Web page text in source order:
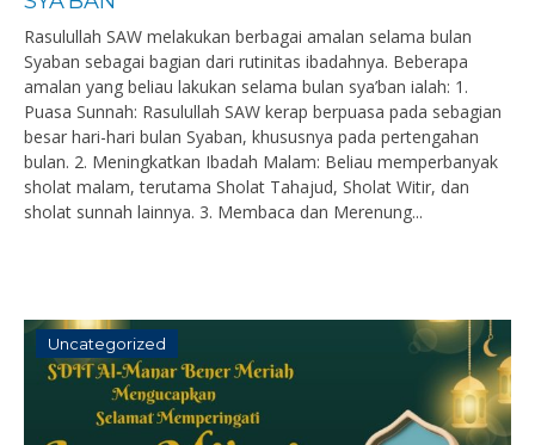
Rasulullah SAW melakukan berbagai amalan selama bulan
Syaban sebagai bagian dari rutinitas ibadahnya. Beberapa
amalan yang beliau lakukan selama bulan sya’ban ialah: 1.
Puasa Sunnah: Rasulullah SAW kerap berpuasa pada sebagian
besar hari-hari bulan Syaban, khususnya pada pertengahan
bulan. 2. Meningkatkan Ibadah Malam: Beliau memperbanyak
sholat malam, terutama Sholat Tahajud, Sholat Witir, dan
sholat sunnah lainnya. 3. Membaca dan Merenung...
Uncategorized